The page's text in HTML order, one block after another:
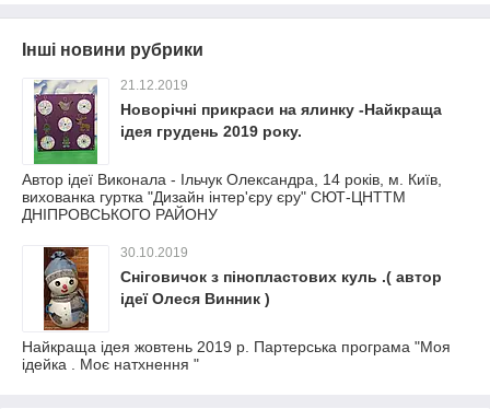
Інші новини рубрики
21.12.2019
Новорічні прикраси на ялинку -Найкраща
ідея грудень 2019 року.
Автор ідеї Виконала - Ільчук Олександра, 14 років, м. Київ,
вихованка гуртка "Дизайн інтер'єру єру" СЮТ-ЦНТТМ
ДНІПРОВСЬКОГО РАЙОНУ
30.10.2019
Сніговичок з пінопластових куль .( автор
ідеї Олеся Винник )
Найкраща ідея жовтень 2019 р. Партерська програма "Моя
ідейка . Моє натхнення "